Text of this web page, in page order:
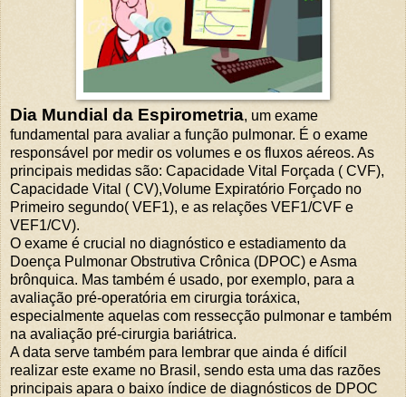
Dia Mundial da Espirometria, um exame
fundamental para avaliar a função pulmonar. É o exame
responsável por medir os volumes e os fluxos aéreos. As
principais medidas são: Capacidade Vital Forçada ( CVF),
Capacidade Vital ( CV),Volume Expiratório Forçado no
Primeiro segundo( VEF1), e as relações VEF1/CVF e
VEF1/CV).
O exame é crucial no diagnóstico e estadiamento da
Doença Pulmonar Obstrutiva Crônica (DPOC) e Asma
brônquica. Mas também é usado, por exemplo, para a
avaliação pré-operatória em cirurgia toráxica,
especialmente aquelas com ressecção pulmonar e também
na avaliação pré-cirurgia bariátrica.
A data serve também para lembrar que ainda é difícil
realizar este exame no Brasil, sendo esta uma das razões
principais apara o baixo índice de diagnósticos de DPOC